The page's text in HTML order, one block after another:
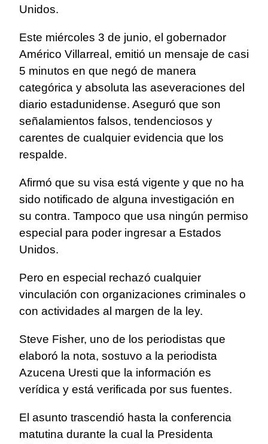
Unidos.
Este miércoles 3 de junio, el gobernador
Américo Villarreal, emitió un mensaje de casi
5 minutos en que negó de manera
categórica y absoluta las aseveraciones del
diario estadunidense. Aseguró que son
señalamientos falsos, tendenciosos y
carentes de cualquier evidencia que los
respalde.
Afirmó que su visa está vigente y que no ha
sido notificado de alguna investigación en
su contra. Tampoco que usa ningún permiso
especial para poder ingresar a Estados
Unidos.
Pero en especial rechazó cualquier
vinculación con organizaciones criminales o
con actividades al margen de la ley.
Steve Fisher, uno de los periodistas que
elaboró la nota, sostuvo a la periodista
Azucena Uresti que la información es
verídica y está verificada por sus fuentes.
El asunto trascendió hasta la conferencia
matutina durante la cual la Presidenta